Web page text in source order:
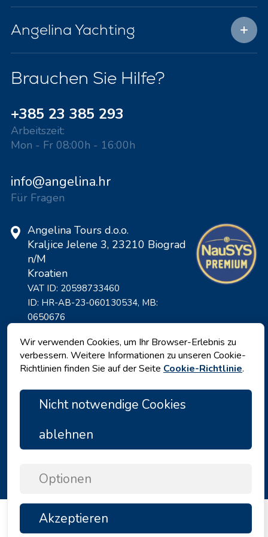
Angelina Yachting
Brauchen Sie Hilfe?
+385 23 385 293
Arbeitszeit:
Mon - Fr 08:00h - 16:00h
info@angelina.hr
Für Fragen
Angelina Tours d.o.o.
Kraljice Jelene 3, 23210 Biograd
n/M
Kroatien
VAT ID: 20598733460
ID: HR-AB-23-060130534, MB:
0650676
Copyright © 2026 by Angelina Tours d.o.o.
Wir verwenden Cookies, um Ihr Browser-Erlebnis zu
verbessern. Weitere Informationen zu unseren Cookie-
Richtlinien finden Sie auf der Seite Cookie-Richtlinie.
Nicht notwendige Cookies
ablehnen
Optionen
Akzeptieren